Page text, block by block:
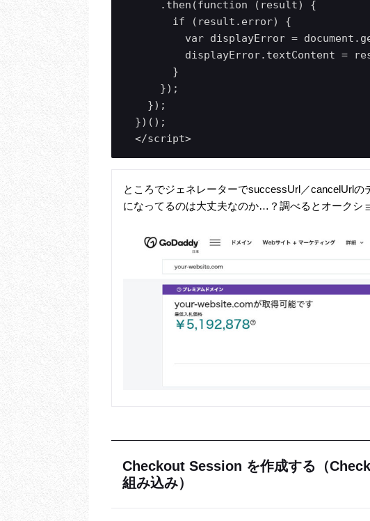
      .then(function (result) {
        if (result.error) {
var displayError =
displayError.textContent =
        }
      });
    });
  })();
  </script>
ところでジェネレーターでsuccessUrl／cancelUrl
になってるのは大丈夫なのか…？調べるとオークシ
Checkout Session を作成する（
組み込み）